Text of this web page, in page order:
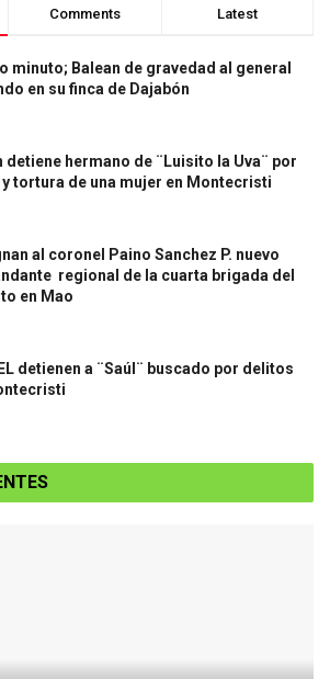
Comments Latest
minuto; Balean de gravedad al general
en su finca de Dajabón
detiene hermano de ¨Luisito la Uva¨ por
tortura de una mujer en Montecristi
al coronel Paino Sanchez P. nuevo
regional de la cuarta brigada del
en Mao
detienen a ¨Saúl¨ buscado por delitos